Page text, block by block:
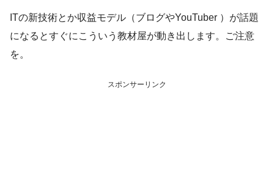
ITの新技術とか収益モデル（ブログやYouTuber ）が話題
になるとすぐにこういう教材屋が動き出します。ご注意
を。
スポンサーリンク